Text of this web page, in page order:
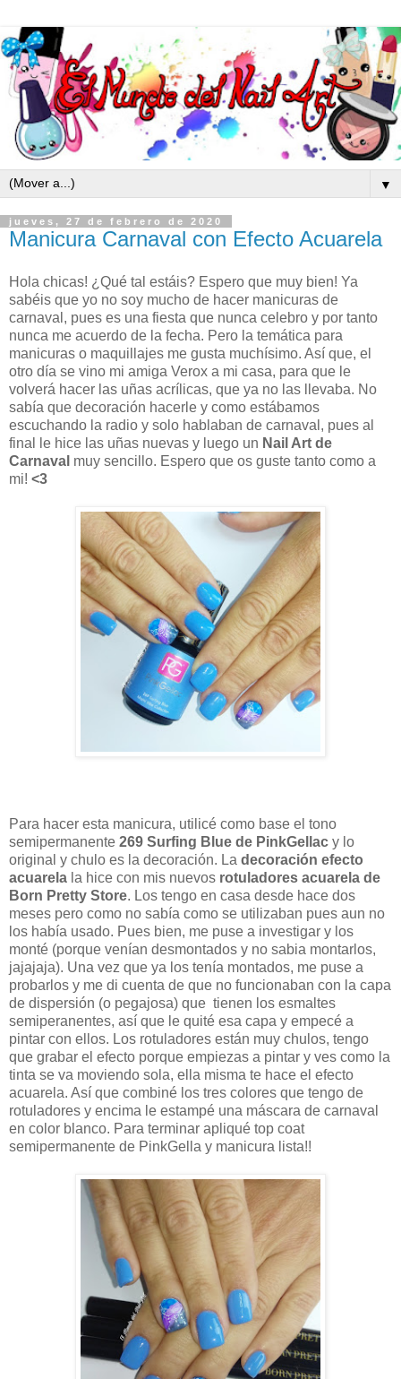
▼
jueves, 27 de febrero de 2020
Manicura Carnaval con Efecto Acuarela
Hola chicas! ¿Qué tal estáis? Espero que muy bien! Ya
sabéis que yo no soy mucho de hacer manicuras de
carnaval, pues es una fiesta que nunca celebro y por tanto
nunca me acuerdo de la fecha. Pero la temática para
manicuras o maquillajes me gusta muchísimo. Así que, el
otro día se vino mi amiga Verox a mi casa, para que le
volverá hacer las uñas acrílicas, que ya no las llevaba. No
sabía que decoración hacerle y como estábamos
escuchando la radio y solo hablaban de carnaval, pues al
final le hice las uñas nuevas y luego un Nail Art de
Carnaval muy sencillo. Espero que os guste tanto como a
mi! <3
Para hacer esta manicura, utilicé como base el tono
semipermanente 269 Surfing Blue de PinkGellac y lo
original y chulo es la decoración. La decoración efecto
acuarela la hice con mis nuevos rotuladores acuarela de
Born Pretty Store. Los tengo en casa desde hace dos
meses pero como no sabía como se utilizaban pues aun no
los había usado. Pues bien, me puse a investigar y los
monté (porque venían desmontados y no sabia montarlos,
jajajaja). Una vez que ya los tenía montados, me puse a
probarlos y me di cuenta de que no funcionaban con la capa
de dispersión (o pegajosa) que tienen los esmaltes
semiperanentes, así que le quité esa capa y empecé a
pintar con ellos. Los rotuladores están muy chulos, tengo
que grabar el efecto porque empiezas a pintar y ves como la
tinta se va moviendo sola, ella misma te hace el efecto
acuarela. Así que combiné los tres colores que tengo de
rotuladores y encima le estampé una máscara de carnaval
en color blanco. Para terminar apliqué top coat
semipermanente de PinkGella y manicura lista!!